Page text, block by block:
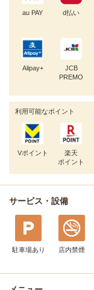
au PAY d払い
Alipay+
JCB
PREMO
利用可能なポイント
Vポイント
楽天
ポイント
サービス・設備
駐車場あり 店内禁煙